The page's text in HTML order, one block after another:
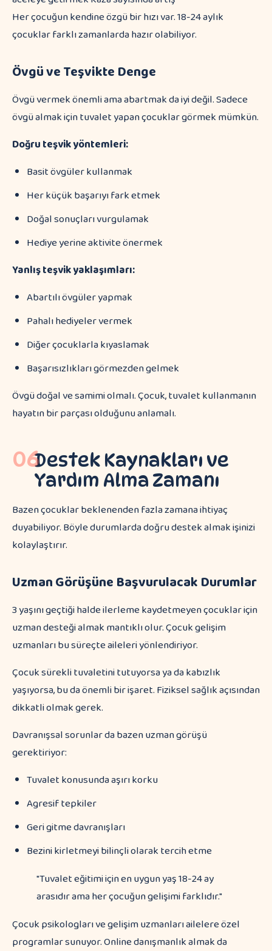
Her çocuğun kendine özgü bir hızı var. 18-24 aylık
çocuklar farklı zamanlarda hazır olabiliyor.
Övgü ve Teşvikte Denge
Övgü vermek önemli ama abartmak da iyi değil. Sadece
övgü almak için tuvalet yapan çocuklar görmek mümkün.
Doğru teşvik yöntemleri:
Basit övgüler kullanmak
Her küçük başarıyı fark etmek
Doğal sonuçları vurgulamak
Hediye yerine aktivite önermek
Yanlış teşvik yaklaşımları:
Abartılı övgüler yapmak
Pahalı hediyeler vermek
Diğer çocuklarla kıyaslamak
Başarısızlıkları görmezden gelmek
Övgü doğal ve samimi olmalı. Çocuk, tuvalet kullanmanın
hayatın bir parçası olduğunu anlamalı.
06Destek Kaynakları ve
Yardım Alma Zamanı
Bazen çocuklar beklenenden fazla zamana ihtiyaç
duyabiliyor. Böyle durumlarda doğru destek almak işinizi
kolaylaştırır.
Uzman Görüşüne Başvurulacak Durumlar
3 yaşını geçtiği halde ilerleme kaydetmeyen çocuklar için
uzman desteği almak mantıklı olur. Çocuk gelişim
uzmanları bu süreçte aileleri yönlendiriyor.
Çocuk sürekli tuvaletini tutuyorsa ya da kabızlık
yaşıyorsa, bu da önemli bir işaret. Fiziksel sağlık açısından
dikkatli olmak gerek.
Davranışsal sorunlar da bazen uzman görüşü
gerektiriyor:
Tuvalet konusunda aşırı korku
Agresif tepkiler
Geri gitme davranışları
Bezini kirletmeyi bilinçli olarak tercih etme
"Tuvalet eğitimi için en uygun yaş 18-24 ay
arasıdır ama her çocuğun gelişimi farklıdır."
Çocuk psikologları ve gelişim uzmanları ailelere özel
programlar sunuyor. Online danışmanlık almak da